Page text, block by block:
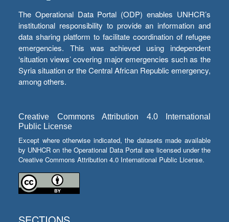
The Operational Data Portal (ODP) enables UNHCR’s
institutional responsibility to provide an information and
data sharing platform to facilitate coordination of refugee
emergencies. This was achieved using independent
‘situation views’ covering major emergencies such as the
Syria situation or the Central African Republic emergency,
among others.
Creative Commons Attribution 4.0 International
Public License
Except where otherwise indicated, the datasets made available
by UNHCR on the Operational Data Portal are licensed under the
Creative Commons Attribution 4.0 International Public License.